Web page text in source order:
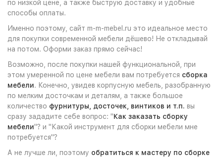
по низкой цене, а также быструю доставку и удобные
способы оплаты.
Именно поэтому, сайт m-m-mebel.ru это идеальное место
для покупки современной мебели дёшево! Не откладывай
на потом. Оформи заказ прямо сейчас!
Возможно, после покупки нашей функциональной, при
этом умеренной по цене мебели вам потребуется сборка
мебели. Конечно, увидев корпусную мебель, разобранную
по мелким досточкам и деталям, а также большое
количество фурнитуры, досточек, винтиков и т.п. вы
сразу зададите себе вопрос: "Как заказать сборку
мебели"? и "Какой инструмент для сборки мебели мне
потребуется"?
А не лучше ли, поэтому обратиться к мастеру по сборке